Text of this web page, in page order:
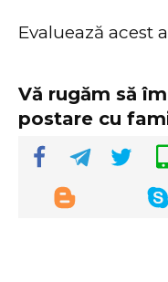
Evaluează acest
Vă rugăm să
postare cu